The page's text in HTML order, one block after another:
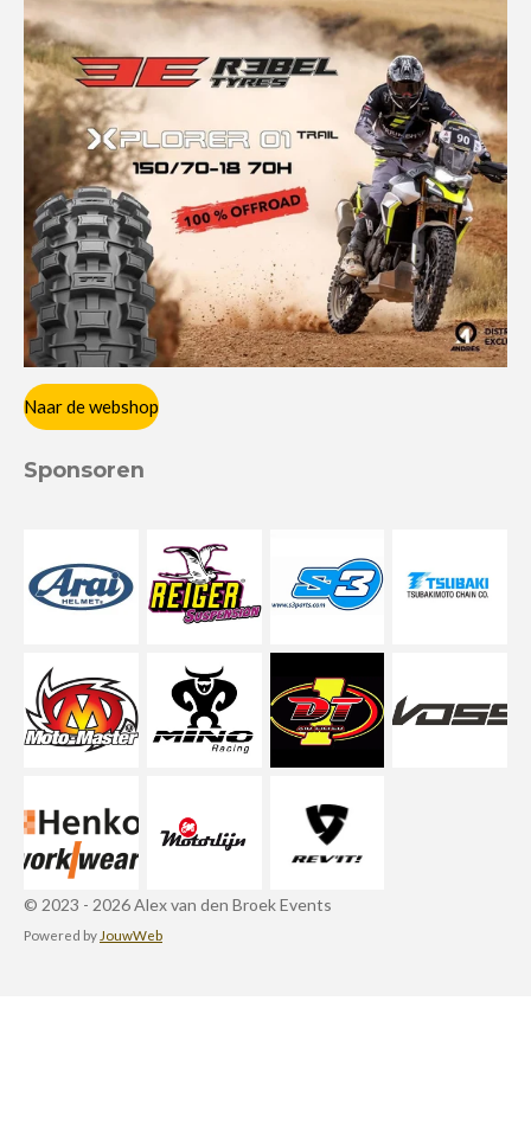
Naar de webshop
Sponsoren
© 2023 - 2026 Alex van den Broek Events
Powered by JouwWeb